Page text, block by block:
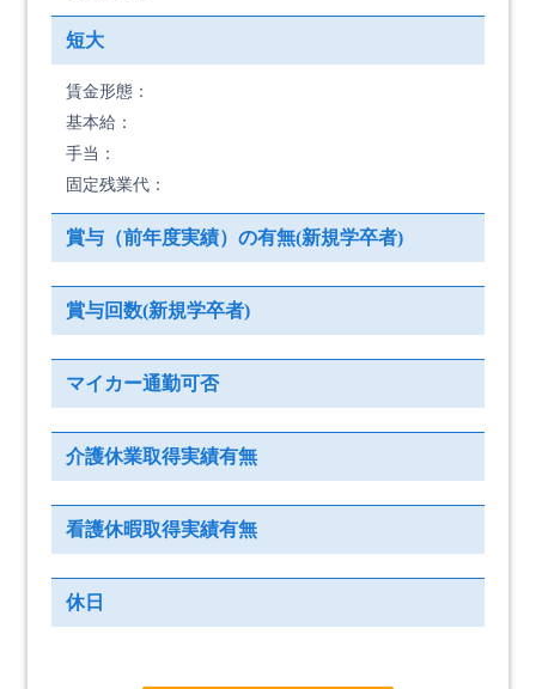
短大
賃金形態：
基本給：
手当：
固定残業代：
賞与（前年度実績）の有無(新規学卒者)
賞与回数(新規学卒者)
マイカー通勤可否
介護休業取得実績有無
看護休暇取得実績有無
休日